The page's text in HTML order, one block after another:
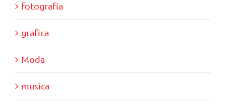
fotografia
grafica
Moda
musica